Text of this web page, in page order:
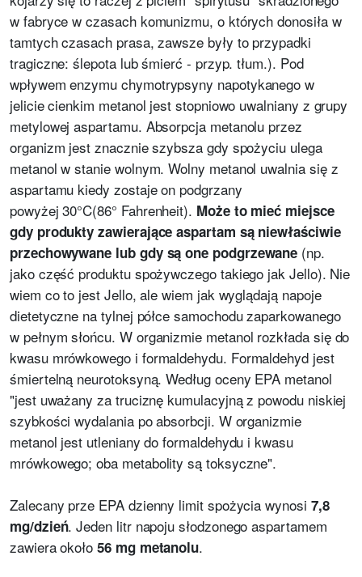
w fabryce w czasach komunizmu, o których donosiła w
tamtych czasach prasa, zawsze były to przypadki
tragiczne: ślepota lub śmierć - przyp. tłum.). Pod
wpływem enzymu chymotrypsyny napotykanego w
jelicie cienkim metanol jest stopniowo uwalniany z grupy
metylowej aspartamu. Absorpcja metanolu przez
organizm jest znacznie szybsza gdy spożyciu ulega
metanol w stanie wolnym. Wolny metanol uwalnia się z
aspartamu kiedy zostaje on podgrzany
powyżej 30°C(86° Fahrenheit). Może to mieć miejsce
gdy produkty zawierające aspartam są niewłaściwie
przechowywane lub gdy są one podgrzewane (np.
jako część produktu spożywczego takiego jak Jello). Nie
wiem co to jest Jello, ale wiem jak wyglądają napoje
dietetyczne na tylnej półce samochodu zaparkowanego
w pełnym słońcu. W organizmie metanol rozkłada się do
kwasu mrówkowego i formaldehydu. Formaldehyd jest
śmiertelną neurotoksyną. Według oceny EPA metanol
"jest uważany za truciznę kumulacyjną z powodu niskiej
szybkości wydalania po absorbcji. W organizmie
metanol jest utleniany do formaldehydu i kwasu
mrówkowego; oba metabolity są toksyczne".
Zalecany prze EPA dzienny limit spożycia wynosi 7,8
mg/dzień. Jeden litr napoju słodzonego aspartamem
zawiera około56 mg metanolu.